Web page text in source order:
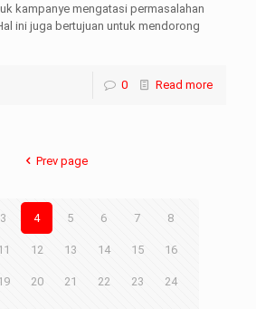
kampanye mengatasi permasalahan
ini juga bertujuan untuk mendorong
0 Read more
Prev page
3 4 5 6 7 8
12 13 14 15 16
20 21 22 23 24
dua desa